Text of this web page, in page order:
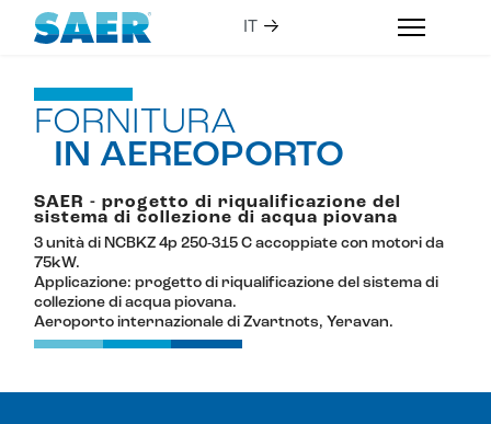
FORNITURA
IN AEREOPORTO
SAER - progetto di riqualificazione del
sistema di collezione di acqua piovana
3 unità di NCBKZ 4p 250-315 C accoppiate con motori da
75kW.
Applicazione: progetto di riqualificazione del sistema di
collezione di acqua piovana.
Aeroporto internazionale di Zvartnots, Yeravan.